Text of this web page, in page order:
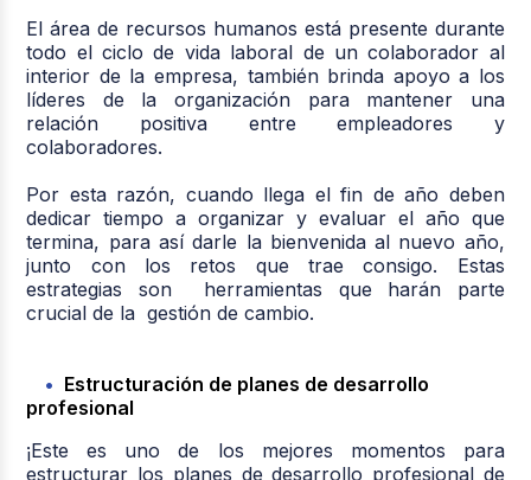
El área de recursos humanos está presente durante
todo el ciclo de vida laboral de un colaborador al
interior de la empresa, también brinda apoyo a los
líderes de la organización para mantener una
relación positiva entre empleadores y
colaboradores.
Por esta razón, cuando llega el fin de año deben
dedicar tiempo a organizar y evaluar el año que
termina, para así darle la bienvenida al nuevo año,
junto con los retos que trae consigo. Estas
estrategias son herramientas que harán parte
crucial de la gestión de cambio.
Estructuración de planes de desarrollo
profesional
¡Este es uno de los mejores momentos para
estructurar los planes de desarrollo profesional de